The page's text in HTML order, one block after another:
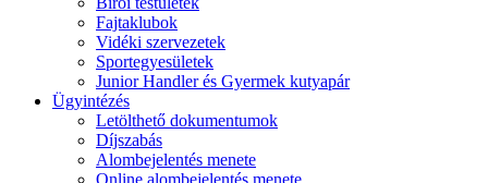
Fajtaklubok
Vidéki szervezetek
Sportegyesületek
Junior Handler és Gyermek kutyapár
Ügyintézés
Letölthető dokumentumok
Díjszabás
Alombejelentés menete
Online alombejelentés menete